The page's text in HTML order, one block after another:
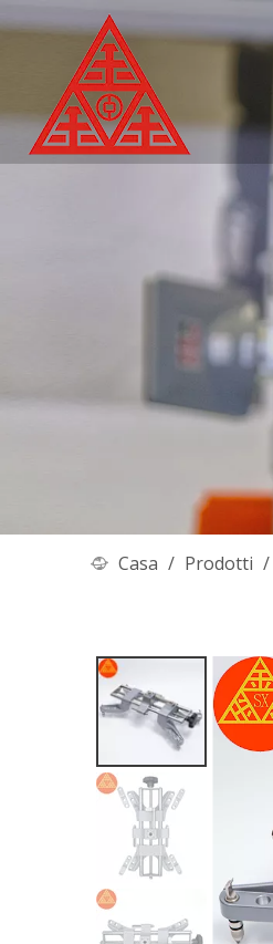
Casa / Prodotti /